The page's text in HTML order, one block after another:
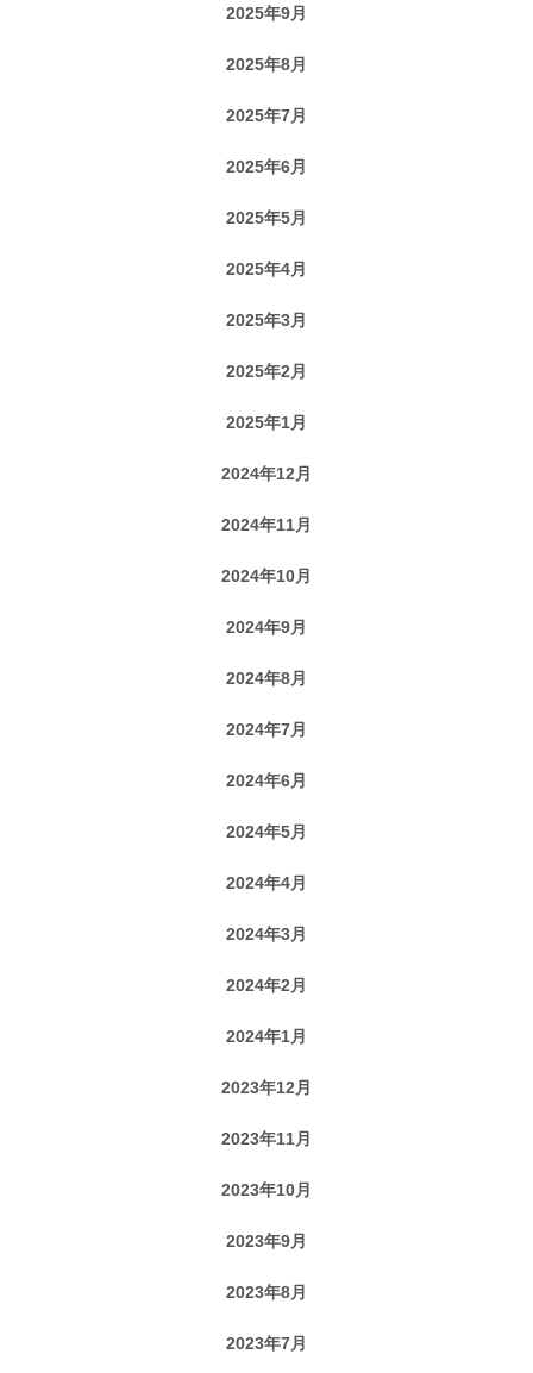
2025年9月
2025年8月
2025年7月
2025年6月
2025年5月
2025年4月
2025年3月
2025年2月
2025年1月
2024年12月
2024年11月
2024年10月
2024年9月
2024年8月
2024年7月
2024年6月
2024年5月
2024年4月
2024年3月
2024年2月
2024年1月
2023年12月
2023年11月
2023年10月
2023年9月
2023年8月
2023年7月